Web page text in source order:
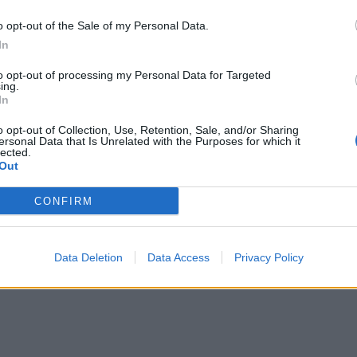
opt-out of the Sale of my Personal Data.
opt-out of processing my Personal Data for Targeted
opt-out of Collection, Use, Retention, Sale, and/or Sharing
Data that Is Unrelated with the Purposes for which it
CONFIRM
Data Deletion Data Access Privacy Policy
διπλωματίας, Μεβλούτ Τσαβούσογλου,
τον Ρώσο ομόλογό του, Σεργκέι Λαβρόφ,
συνομιλητή του – πάντοτε σύμφωνα με το
στρατιωτικές της επιχειρήσεις κατά της